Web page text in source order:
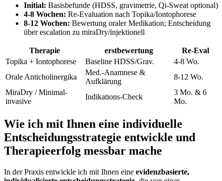
Initial: Basisbefunde (HDSS, gravimetrie, Qi-Sweat optional)
4-8 Wochen: Re-Evaluation nach‌ Topika/Iontophorese
8-12 Wochen: Bewertung oraler Medikation; Entscheidung
über‍ escalation zu miraDry/injektionell
Therapie erstbewertung
Re-Eval
Topika⁣ + Iontophorese
Baseline HDSS/Grav.
4-8 Wo.
Orale Anticholinergika
Med.-Anamnese &
Aufklärung
8-12 Wo.
MiraDry‍ / Minimal-
invasive
Indikations-Check
3 Mo. & 6
Mo.
Wie ich mit Ihnen eine individuelle
Entscheidungsstrategie entwickle und
Therapieerfolg messbar mache
In der Praxis entwickle ich mit‌ Ihnen eine​ evidenzbasierte,⁢